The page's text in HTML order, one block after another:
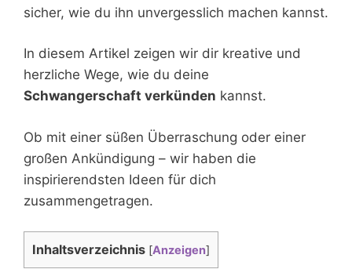
sicher, wie du ihn unvergesslich machen kannst.
In diesem Artikel zeigen wir dir kreative und
herzliche Wege, wie du deine
Schwangerschaft verkünden kannst.
Ob mit einer süßen Überraschung oder einer
großen Ankündigung – wir haben die
inspirierendsten Ideen für dich
zusammengetragen.
Inhaltsverzeichnis [Anzeigen]